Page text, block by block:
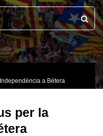
a Bétera
per la